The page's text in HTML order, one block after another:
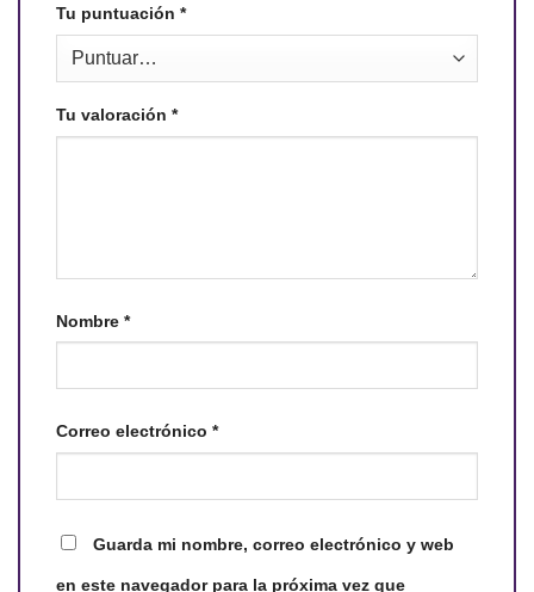
Tu puntuación *
Tu valoración *
Nombre *
Correo electrónico *
Guarda mi nombre, correo electrónico y web
en este navegador para la próxima vez que